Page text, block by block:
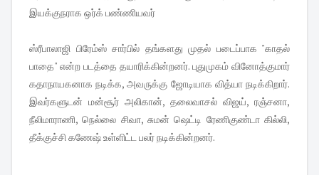
இயக்குநராக ஒர்க் பண்ணியவர்
ஸ்ரீபாலாஜி பிரேம்ஸ் சார்பில் தங்களது முதல் படைப்பாக "காதல்
பாதை" என்ற படத்தை தயாரிக்கின்றனர். புதுமுகம் வினோத்குமார்
கதாநாயகனாக நடிக்க, அவருக்கு ஜோடியாக வித்யா நடிக்கிறார்.
இவர்களுடன் மன்சூர் அலிகான், தலைவாசல் விஜய், ரஞ்சனா,
நீலிமாராணி, நெல்லை சிவா, சுமன் ஷெட்டி ரேணிகுண்டா கில்லி,
தீக்குச்சி கணேஷ் உள்ளிட்ட பலர் நடிக்கின்றனர்.